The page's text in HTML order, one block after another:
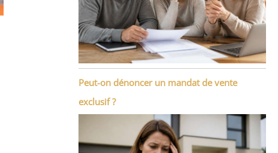
Peut-on dénoncer un mandat de vente
exclusif ?